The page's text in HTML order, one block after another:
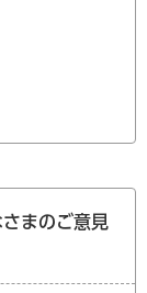
まのご意見